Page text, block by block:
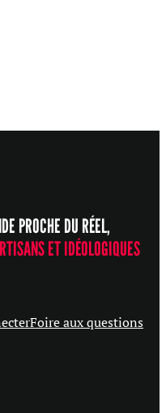
PROCHE DU RÉEL,
ET IDÉOLOGIQUES
Foire aux questions